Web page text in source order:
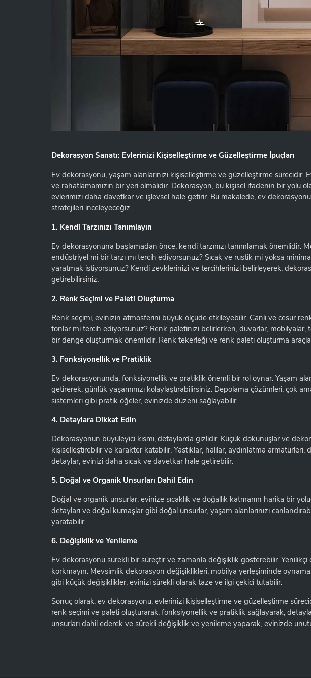
Dekorasyon Sanatı: Evlerinizi Kişiselleştirme ve Güzelleştirme İpuçları
Ev dekorasyonu, yaşam alanlarınızı kişiselleştirme ve güzelleştirme
ve rahatlamamızın bir yeri olmalıdır. Dekorasyon, bu kişisel ifadenin bir yolu
evlerimizi daha davetkar ve işlevsel hale getirir. Bu makalede, ev dekorasyonu
stratejileri inceleyeceğiz.
1. Kendi Tarzınızı Tanımlayın
Ev dekorasyonuna başlamadan önce, kendi tarzınızı tanımlamak önemlidir.
endüstriyel mi bir tarzı mı tercih ediyorsunuz? Sıcak ve rustik mi yoksa
yaratmak istiyorsunuz? Kendi zevklerinizi ve tercihlerinizi belirleyerek,
getirebilirsiniz.
2. Renk Seçimi ve Paleti Oluşturma
Renk seçimi, evinizin atmosferini büyük ölçüde etkileyebilir. Canlı ve cesur
tonlar mı tercih ediyorsunuz? Renk paletinizi belirlerken, duvarlar, mobilyalar,
bir denge oluşturmak önemlidir. Renk tekerleği ve renk paleti oluşturma
3. Fonksiyonellik ve Pratiklik
Ev dekorasyonunda, fonksiyonellik ve pratiklik önemli bir rol oynar. Yaşam
getirerek, günlük yaşamınızı kolaylaştırabilirsiniz. Depolama çözümleri, çok
sistemleri gibi pratik öğeler, evinizde düzeni sağlayabilir.
4. Detaylara Dikkat Edin
Dekorasyonun büyüleyici kısmı, detaylarda gizlidir. Küçük dokunuşlar ve
kişiselleştirebilir ve karakter katabilir. Yastıklar, halılar, aydınlatma
detaylar, evinizi daha sıcak ve davetkar hale getirebilir.
5. Doğal ve Organik Unsurları Dahil Edin
Doğal ve organik unsurlar, evinize sıcaklık ve doğallık katmanın harika bir
detayları ve doğal kumaşlar gibi doğal unsurlar, yaşam alanlarınızı
yaratabilir.
6. Değişiklik ve Yenileme
Ev dekorasyonu sürekli bir süreçtir ve zamanla değişiklik gösterebilir.
korkmayın. Mevsimlik dekorasyon değişiklikleri, mobilya yerleşiminde
gibi küçük değişiklikler, evinizi sürekli olarak taze ve ilgi çekici tutabilir.
Sonuç olarak, ev dekorasyonu, evlerinizi kişiselleştirme ve güzelleştirme
renk seçimi ve paleti oluşturarak, fonksiyonellik ve pratiklik sağlayarak,
unsurları dahil ederek ve sürekli değişiklik ve yenileme yaparak, evinizde